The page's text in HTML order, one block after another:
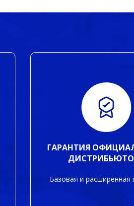
ГАРАНТИЯ
Базовая и расширенная